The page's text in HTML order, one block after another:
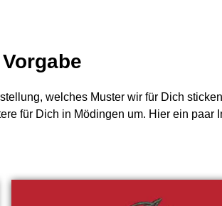
welches Muster wir für Dich
für Dich in Mödingen um. Hier ein paar